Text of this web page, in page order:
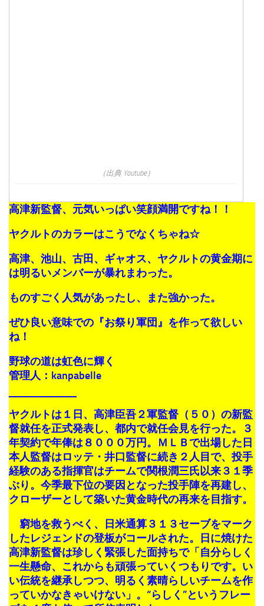
（出典 Youtube）
高津新監督、元気いっぱい笑顔満開ですね！！
ヤクルトのカラーはこうでなくちゃね☆
高津、池山、古田、ギャオス、ヤクルトの黄金期に
は明るいメンバーが暴れまわった。
ものすごく人気があったし、また強かった。
ぜひ良い意味での『お祭り軍団』を作って欲しい
ね！
野球の道は虹色に輝く
管理人：kanpabelle
¯¯¯¯¯¯¯¯¯¯¯¯¯¯¯¯¯¯¯¯¯¯¯
ヤクルトは１日、高津臣吾２軍監督（５０）の新監
督就任を正式発表し、都内で就任会見を行った。３
年契約で年俸は８０００万円。ＭＬＢで出場した日
本人監督はロッテ・井口監督に続き２人目で、投手
経験のある指揮官はチームで関根潤三氏以来３１季
ぶり。今季最下位の要因となった投手陣を再建し、
クローザーとして築いた黄金時代の再来を目指す。
窮地を救うべく、日米通算３１３セーブをマーク
したレジェンドの登板がコールされた。日に焼けた
高津新監督は珍しく緊張した面持ちで「自分らしく
一生懸命、これからも頑張っていくつもりです。い
い伝統を継承しつつ、明るく素晴らしいチームを作
っていかなきゃいけない」。“らしく”というフレー